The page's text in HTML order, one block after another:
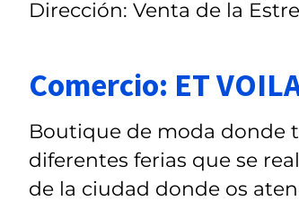
Dirección: Venta de la
Comercio: ET
Boutique de moda donde
diferentes ferias que se
de la ciudad donde os